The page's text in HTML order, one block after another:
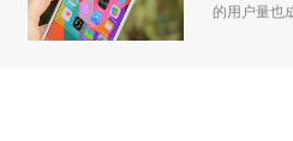
的用户量也